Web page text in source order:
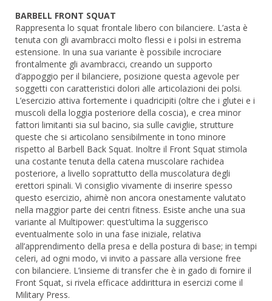
BARBELL FRONT SQUAT
Rappresenta lo squat frontale libero con bilanciere. L’asta è
tenuta con gli avambracci molto flessi e i polsi in estrema
estensione. In una sua variante è possibile incrociare
frontalmente gli avambracci, creando un supporto
d’appoggio per il bilanciere, posizione questa agevole per
soggetti con caratteristici dolori alle articolazioni dei polsi.
L’esercizio attiva fortemente i quadricipiti (oltre che i glutei e i
muscoli della loggia posteriore della coscia), e crea minor
fattori limitanti sia sul bacino, sia sulle caviglie, strutture
queste che si articolano sensibilmente in tono minore
rispetto al Barbell Back Squat. Inoltre il Front Squat stimola
una costante tenuta della catena muscolare rachidea
posteriore, a livello soprattutto della muscolatura degli
erettori spinali. Vi consiglio vivamente di inserire spesso
questo esercizio, ahimè non ancora onestamente valutato
nella maggior parte dei centri fitness. Esiste anche una sua
variante al Multipower: quest’ultima la suggerisco
eventualmente solo in una fase iniziale, relativa
all’apprendimento della presa e della postura di base; in tempi
celeri, ad ogni modo, vi invito a passare alla versione free
con bilanciere. L’insieme di transfer che è in gado di fornire il
Front Squat, si rivela efficace addirittura in esercizi come il
Military Press.